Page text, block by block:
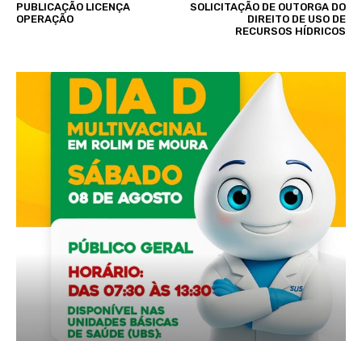
PUBLICAÇÃO LICENÇA
OPERAÇÃO
SOLICITAÇÃO DE OUTORGA DO
DIREITO DE USO DE
RECURSOS HÍDRICOS